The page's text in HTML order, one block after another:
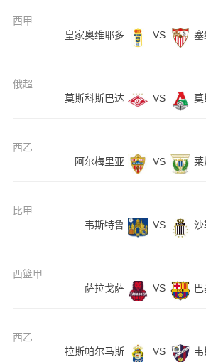
西甲
皇家奥维耶多
VS 塞
俄超
莫斯科斯巴达
VS 莫
西乙
阿尔梅里亚
VS 莱
比甲
韦斯特鲁
VS 沙
西篮甲
萨拉戈萨
VS
西乙
拉斯帕尔马斯
VS